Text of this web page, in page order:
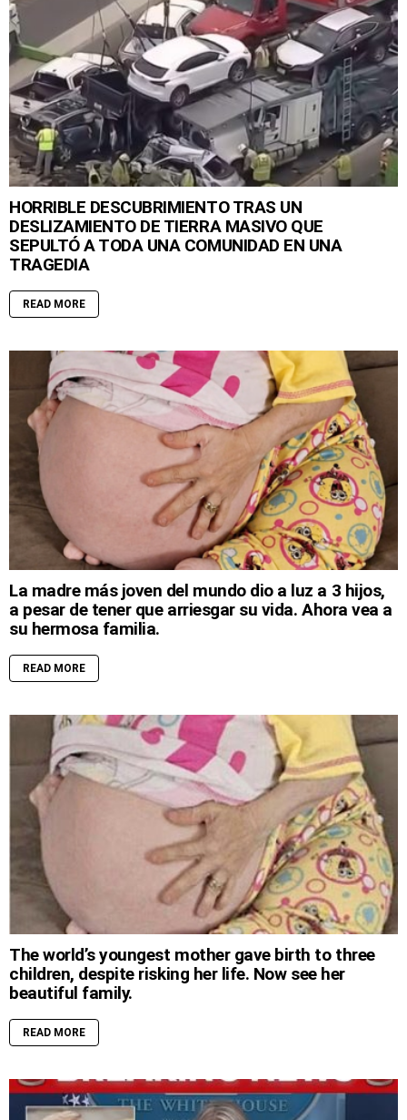
HORRIBLE DESCUBRIMIENTO TRAS UN
DESLIZAMIENTO DE TIERRA MASIVO QUE
SEPULTÓ A TODA UNA COMUNIDAD EN UNA
TRAGEDIA
READ MORE
La madre más joven del mundo dio a luz a 3 hijos,
a pesar de tener que arriesgar su vida. Ahora vea a
su hermosa familia.
READ MORE
The world’s youngest mother gave birth to three
children, despite risking her life. Now see her
beautiful family.
READ MORE